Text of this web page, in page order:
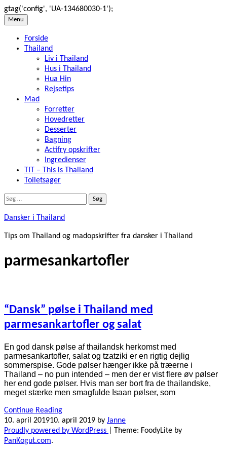
gtag('config', 'UA-134680030-1');
Skip
content
Menu
Forside
Thailand
Liv i Thailand
Hus i Thailand
Hua Hin
Rejsetips
Mad
Forretter
Hovedretter
Desserter
Bagning
Actifry opskrifter
Ingredienser
TIT – This is Thailand
Toiletsager
Søg
Dansker i Thailand
Tips om Thailand og madopskrifter fra dansker i Thailand
parmesankartofler
“Dansk” pølse i Thailand med
parmesankartofler og salat
En god dansk pølse af thailandsk herkomst med
parmesankartofler, salat og tzatziki er en rigtig dejlig
sommerspise. Gode pølser hænger ikke på træerne i
Thailand – no pun intended – men der er vist flere øv pølser
her end gode pølser. Hvis man ser bort fra de thailandske,
meget stærke men smagfulde Isaan pølser, som
Continue Reading
10. april 201910. april 2019 by Janne
Proudly powered by WordPress
Theme: FoodyLite by
PanKogut.com.